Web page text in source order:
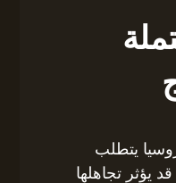
يتطلب
يؤثر تجاهلها